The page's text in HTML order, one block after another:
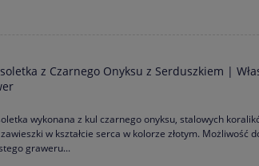
z Czarnego Onyksu z Serduszkiem |
wykonana z kul czarnego onyksu, stalowych
w kształcie serca w kolorze złotym. Możliwość
graweru...